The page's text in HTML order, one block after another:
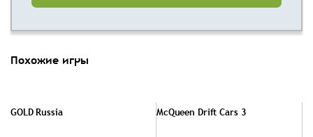
Похожие игры
GOLD Russia McQueen Drift Cars 3